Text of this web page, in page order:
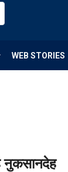
WEB STORIES
नुकसानदेह